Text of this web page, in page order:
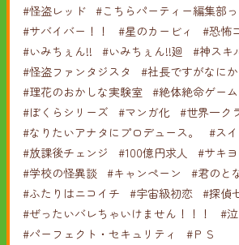
#怪盗レッド #こちらパーティー編集部っ
#サバイバー！！
#星のカービィ
#恐怖
#いみちぇん!!
#いみちぇん!!廻
#神スキ
#怪盗ファンタジスタ
#社長ですがなにか
#理花のおかしな実験室 #絶体絶命ゲーム
#ぼくらシリーズ
#マンガ化 #世界一ク
#なりたいアナタにプロデュース。
#ス
#放課後チェンジ
#100億円求人
#サキヨ
#学校の怪異談 #キャンペーン
#君のと
#ふたりはニコイチ
#宇宙級初恋 #探偵
#ぜったいバレちゃいけません！！！
#
#パーフェクト・セキュリティ
#ＰＳ